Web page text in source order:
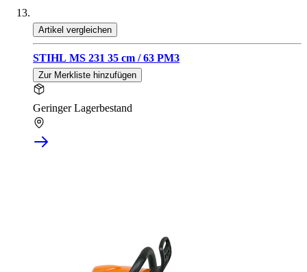
Artikel vergleichen
STIHL MS 231 35 cm / 63 PM3
Zur Merkliste hinzufügen
Geringer Lagerbestand